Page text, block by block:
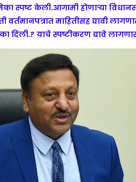
स्पष्ट केली.आगामी होणाऱ्या
वर्तमानपत्रात माहितीसह द्यावी
दिली.? याचे स्पष्टीकरण द्यावे